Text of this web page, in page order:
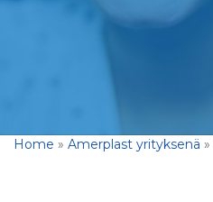
Home » Amerplast yrityksenä »